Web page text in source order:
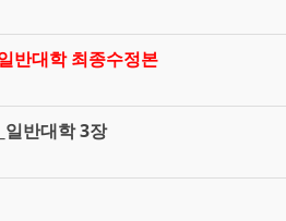
반대학 최종수정본
일반대학 3장